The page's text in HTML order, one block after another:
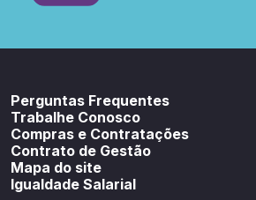
Perguntas Frequentes
Trabalhe Conosco
Compras e Contratações
Contrato de Gestão
Mapa do site
Igualdade Salarial